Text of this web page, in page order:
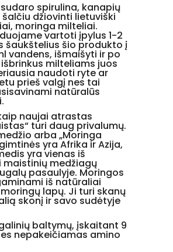
spirulina, kanapių
džiovinti lietuviški
moringa milteliai.
vartoti įpylus 1-2
šaukštelius šio produkto į
vandens, išmaišyti ir po
milteliams juos
naudoti ryte ar
prieš valgį nes tai
natūralūs
naujai atrastas
turi daug privalumų.
arba „Moringa
yra Afrika ir Azija,
yra vienas iš
maistinių medžiagų
pasaulyje. Moringos
iš natūraliai
lapų. Ji turi skanų
skonį ir savo sudėtyje
baltymų, įskaitant 9
nepakeičiamas amino